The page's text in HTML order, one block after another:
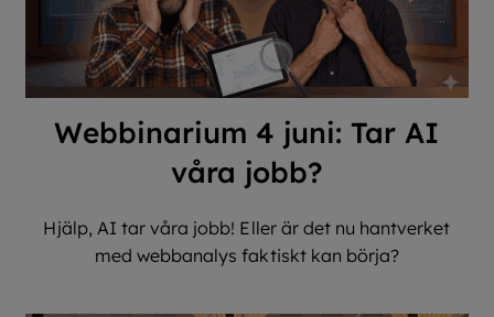
Webbinarium 4 juni: Tar AI
våra jobb?
Hjälp, AI tar våra jobb! Eller är det nu hantverket
med webbanalys faktiskt kan börja?